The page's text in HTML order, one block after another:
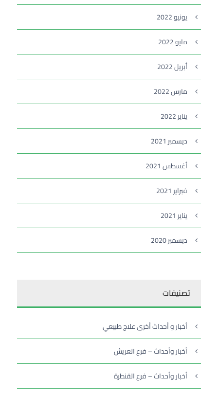
يونيو 2022
مايو 2022
أبريل 2022
مارس 2022
يناير 2022
ديسمبر 2021
أغسطس 2021
فبراير 2021
يناير 2021
ديسمبر 2020
تصنيفات
أخبار و أحداث أخرى علاج طبيعي
أخبار وأحداث – فرع العريش
أخبار وأحداث – فرع القنطرة